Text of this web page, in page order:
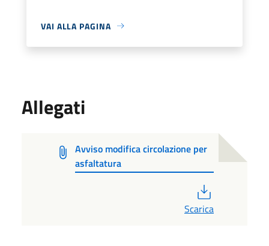
VAI ALLA PAGINA
Allegati
Avviso modifica circolazione per
asfaltatura
Scarica